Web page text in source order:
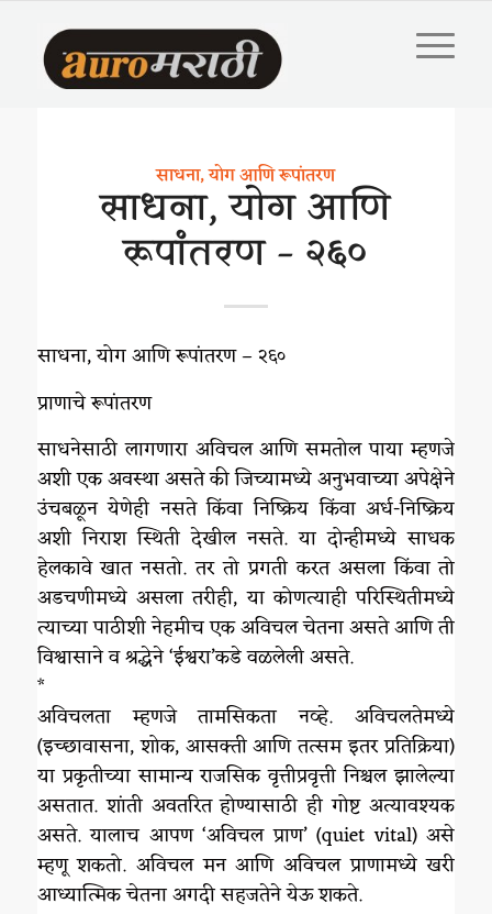
साधना, योग आणि रूपांतरण
साधना, योग आणि
रूपांतरण – २६०
साधना, योग आणि रूपांतरण – २६०
प्राणाचे रूपांतरण
साधनेसाठी लागणारा अविचल आणि समतोल पाया म्हणजे
अशी एक अवस्था असते की जिच्यामध्ये अनुभवाच्या अपेक्षेने
उंचबळून येणेही नसते किंवा निष्क्रिय किंवा अर्ध-निष्क्रिय
अशी निराश स्थिती देखील नसते. या दोन्हीमध्ये साधक
हेलकावे खात नसतो. तर तो प्रगती करत असला किंवा तो
अडचणीमध्ये असला तरीही, या कोणत्याही परिस्थितीमध्ये
त्याच्या पाठीशी नेहमीच एक अविचल चेतना असते आणि ती
विश्वासाने व श्रद्धेने ‘ईश्वरा’कडे वळलेली असते.
*
अविचलता म्हणजे तामसिकता नव्हे. अविचलतेमध्ये
(इच्छावासना, शोक, आसक्ती आणि तत्सम इतर प्रतिक्रिया)
या प्रकृतीच्या सामान्य राजसिक वृत्तीप्रवृत्ती निश्चल झालेल्या
असतात. शांती अवतरित होण्यासाठी ही गोष्ट अत्यावश्यक
असते. यालाच आपण ‘अविचल प्राण’ (quiet vital) असे
म्हणू शकतो. अविचल मन आणि अविचल प्राणामध्ये खरी
आध्यात्मिक चेतना अगदी सहजतेने येऊ शकते.